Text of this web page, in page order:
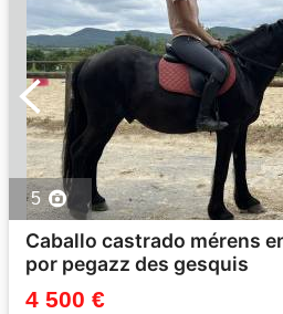
5
Caballo castrado mérens
por pegazz des gesquis
4 500 €